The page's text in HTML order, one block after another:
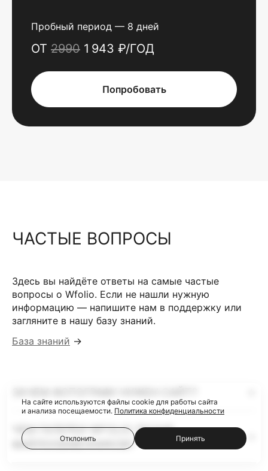
Пробный период — 8 дней
ОТ 2990 1 943 ₽/ГОД
Попробовать
ЧАСТЫЕ ВОПРОСЫ
Здесь вы найдёте ответы на самые частые
вопросы о Wfolio. Если не нашли нужную
информацию — напишите нам в поддержку или
загляните в нашу базу знаний.
База знаний →
ЧЕМ ГАЛЕРЕИ WFOLIO ЛУЧШЕ
ФАЙЛООБМЕННИКОВ?
На сайте используются файлы cookie для работы сайта
и анализа посещаемости. Политика конфиденциальности
Отклонить Принять